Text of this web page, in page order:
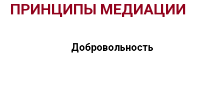
ПРИНЦИПЫ МЕДИАЦИИ
Добровольность